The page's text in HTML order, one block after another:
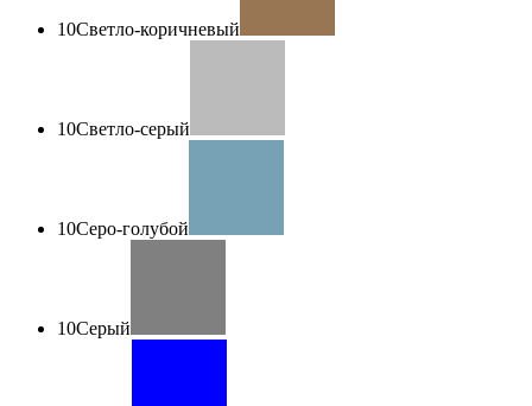
10Светло-коричневый
10Светло-серый
10Серо-голубой
10Серый